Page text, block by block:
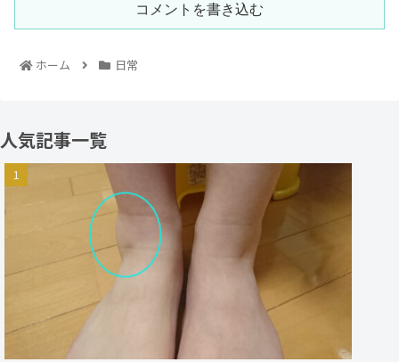
コメントを書き込む
ホーム 日常
人気記事一覧